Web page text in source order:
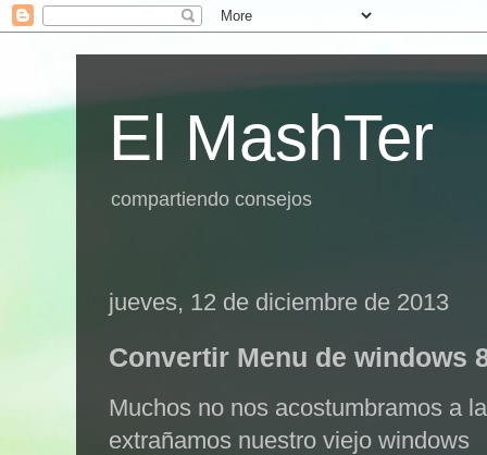
El MashTer
compartiendo consejos
jueves, 12 de diciembre de 2013
Convertir Menu de windows
Muchos no nos acostumbramos a
extrañamos nuestro viejo windows